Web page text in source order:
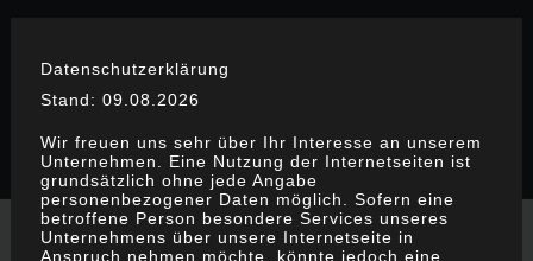
c
Datenschutzerklärung
Stand: 09.08.2026
Wir freuen uns sehr über Ihr Interesse an unserem
Unternehmen. Eine Nutzung der Internetseiten ist
grundsätzlich ohne jede Angabe
personenbezogener Daten möglich. Sofern eine
betroffene Person besondere Services unseres
Unternehmens über unsere Internetseite in
Anspruch nehmen möchte, könnte jedoch eine